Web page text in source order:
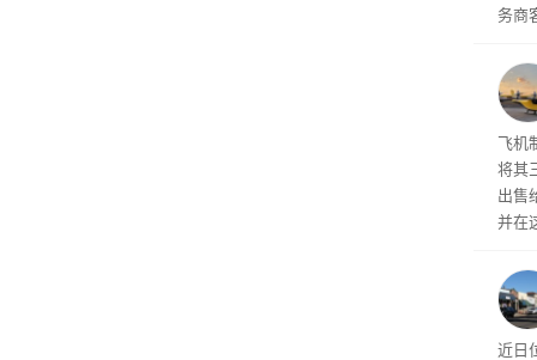
务商
进
计划
芯
飞机
将其
出售
并在
布
近日